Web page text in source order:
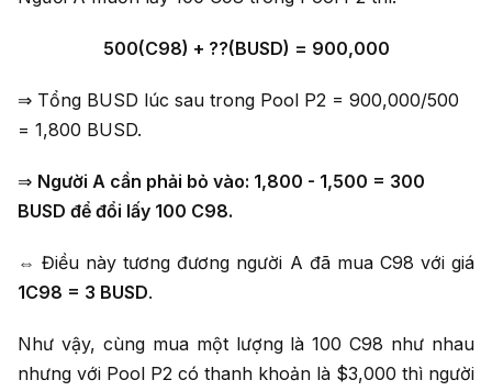
500(C98) + ??(BUSD) = 900,000
⇒ Tổng BUSD lúc sau trong Pool P2 = 900,000/500
= 1,800 BUSD.
⇒ Người A cần phải bỏ vào: 1,800 - 1,500 = 300
BUSD để đổi lấy 100 C98.
⇔ Điều này tương đương người A đã mua C98 với giá
1C98 = 3 BUSD.
Như vậy, cùng mua một lượng là 100 C98 như nhau
nhưng với Pool P2 có thanh khoản là $3,000 thì người